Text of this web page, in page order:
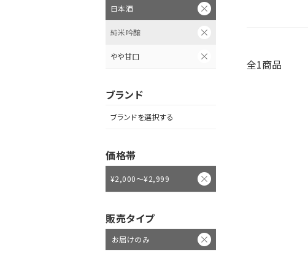
全1商品
日本酒
純米吟醸
やや甘口
ブランド
ブランドを選択する
価格帯
¥2,000～¥2,999
販売タイプ
お届けのみ